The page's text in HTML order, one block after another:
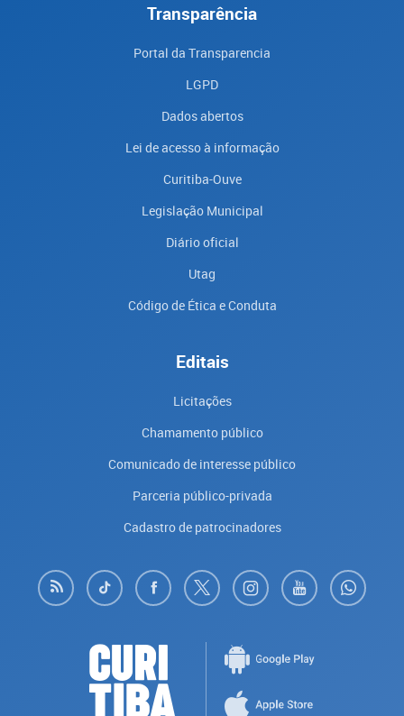
Transparência
Portal da Transparencia
LGPD
Dados abertos
Lei de acesso à informação
Curitiba-Ouve
Legislação Municipal
Diário oficial
Utag
Código de Ética e Conduta
Editais
Licitações
Chamamento público
Comunicado de interesse público
Parceria público-privada
Cadastro de patrocinadores